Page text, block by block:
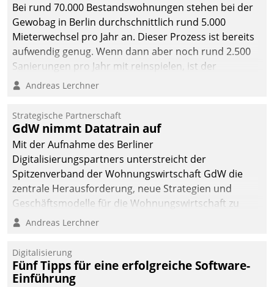
Bei rund 70.000 Bestandswohnungen stehen bei der
Gewobag in Berlin durchschnittlich rund 5.000
Mieterwechsel pro Jahr an. Dieser Prozess ist bereits
aufwendig genug. Wenn dann aber noch rund 2.500
Sanierungen pro Jahr mit reinspielen, ist der
Betreuungs- und Organisationsaufwand immens. Im
kommunale Wohnungsbauunternehmen daher
gemeinsam mit der Berliner Datatrain GmbH den
Teilprozess der Objektsanierung digitalisiert.
Andreas Lerchner
Strategische Partnerschaft
GdW nimmt Datatrain auf
Mit der Aufnahme des Berliner
Digitalisierungspartners unterstreicht der
Spitzenverband der Wohnungswirtschaft GdW die
zentrale Herausforderung, neue Strategien und
Geschäftsmodelle für die Wohnungswirtschaft zu
entwickeln.
Andreas Lerchner
Digitalisierung
Fünf Tipps für eine erfolgreiche Software-
Einführung